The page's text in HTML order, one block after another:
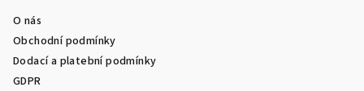
O nás
Obchodní podmínky
Dodací a platební podmínky
GDPR